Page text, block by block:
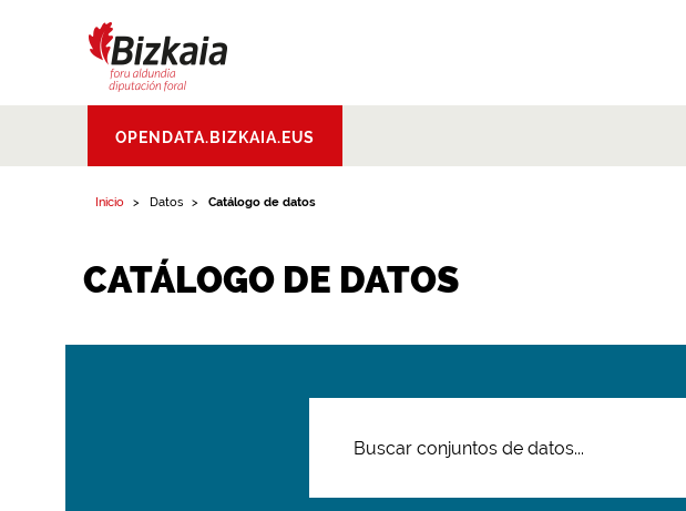
Aldundia.Diputacion
Foral de Bizkaia
OPENDATA.BIZKAIA.EUS
Inicio Datos Catálogo de datos
CATÁLOGO DE DATOS